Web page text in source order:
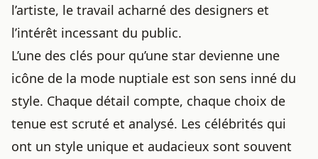
l’artiste, le travail acharné des designers et
l’intérêt incessant du public.
L’une des clés pour qu’une star devienne une
icône de la mode nuptiale est son sens inné du
style. Chaque détail compte, chaque choix de
tenue est scruté et analysé. Les célébrités qui
ont un style unique et audacieux sont souvent